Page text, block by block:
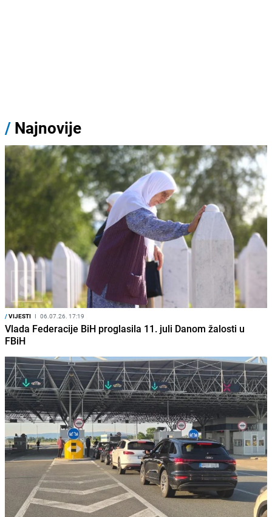
/ Najnovije
/VIJESTI I 06.07.26. 17:19
Vlada Federacije BiH proglasila 11. juli Danom žalosti u
FBiH